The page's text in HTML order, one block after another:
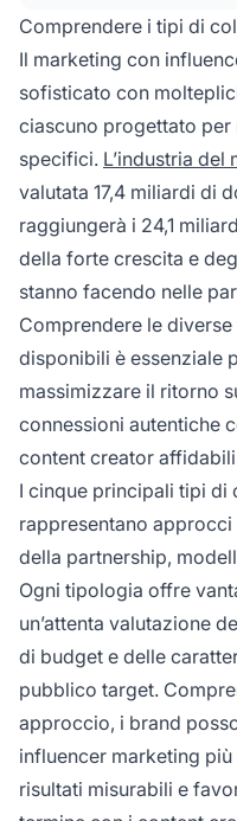
coinvolgere il
risponde a diversi
vincoli di budget.
Comprendere i tipi di
Il marketing con
sofisticato con
ciascuno progettato
specifici. L’industria del
valutata 17,4 miliardi di
raggiungerà i 24,1
della forte crescita e
stanno facendo nelle
Comprendere le
disponibili è essenziale
massimizzare il ritorno
connessioni autentiche
content creator
I cinque principali tipi
rappresentano
della partnership,
Ogni tipologia offre
un’attenta valutazione
di budget e delle
pubblico target.
approccio, i brand
influencer marketing
risultati misurabili e